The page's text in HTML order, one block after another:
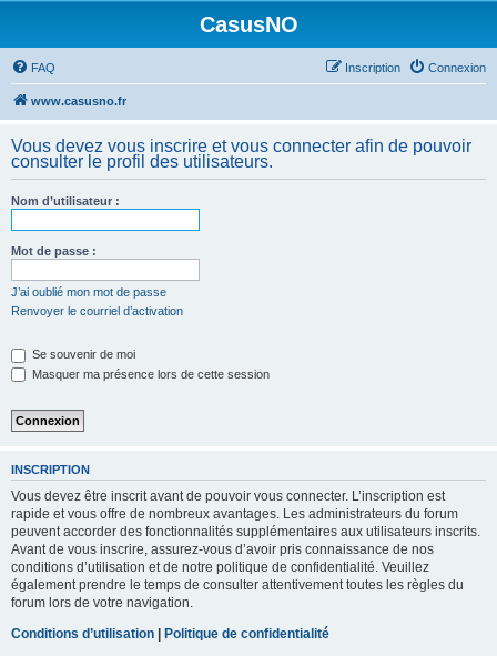
CasusNO
FAQ Connexion
Inscription
www.casusno.fr
Vous devez vous inscrire et vous connecter afin de pouvoir
consulter le profil des utilisateurs.
Nom d’utilisateur :
Mot de passe :
J’ai oublié mon mot de passe
Renvoyer le courriel d’activation
Se souvenir de moi
Masquer ma présence lors de cette session
INSCRIPTION
Vous devez être inscrit avant de pouvoir vous connecter. L’inscription est
rapide et vous offre de nombreux avantages. Les administrateurs du forum
peuvent accorder des fonctionnalités supplémentaires aux utilisateurs inscrits.
Avant de vous inscrire, assurez-vous d’avoir pris connaissance de nos
conditions d’utilisation et de notre politique de confidentialité. Veuillez
également prendre le temps de consulter attentivement toutes les règles du
forum lors de votre navigation.
Conditions d’utilisation | Politique de confidentialité